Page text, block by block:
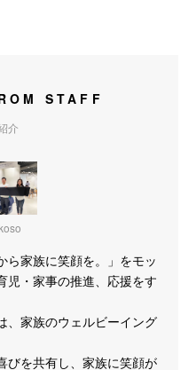
STAFF
介
ら家族に笑顔を。」をモッ
児・家事の推進、応援をす
、家族のウェルビーイング
びを共有し、家族に笑顔が